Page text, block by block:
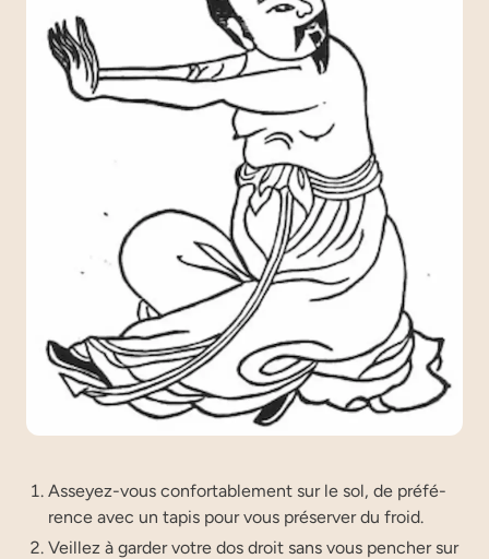
Asseyez-vous confor­ta­ble­ment sur le sol, de pré­fé­
rence avec un tapis pour vous pré­ser­ver du froid.
Veillez à gar­der votre dos droit sans vous pen­cher sur